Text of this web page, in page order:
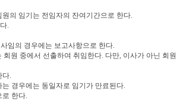
의 임기는 전임자의 잔여기간으로 한다.
.
사임의 경우에는 보고사항으로 한다.
회원 중에서 선출하여 취임한다. 다만, 이사가 아닌 회원
다.
경우에는 동일자로 임기가 만료된다.
로 한다.